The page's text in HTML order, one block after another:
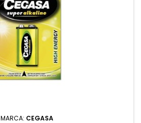
MARCA: CEGASA